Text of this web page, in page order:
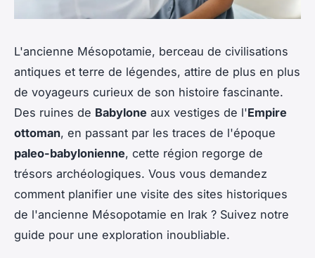
L'ancienne Mésopotamie, berceau de civilisations
antiques et terre de légendes, attire de plus en plus
de voyageurs curieux de son histoire fascinante.
Des ruines de Babylone aux vestiges de l'Empire
ottoman, en passant par les traces de l'époque
paleo-babylonienne, cette région regorge de
trésors archéologiques. Vous vous demandez
comment planifier une visite des sites historiques
de l'ancienne Mésopotamie en Irak ? Suivez notre
guide pour une exploration inoubliable.